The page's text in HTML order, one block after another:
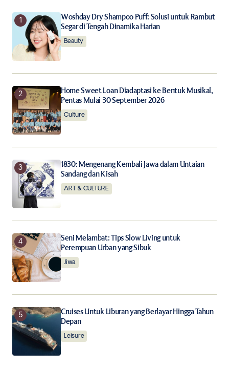
Save my name, email, and website in this browser for
the next time I comment.
Notify me of new posts by email.
Submit Comment
Woshday Dry Shampoo Puff: Solusi untuk Rambut
Segar di Tengah Dinamika Harian
Beauty
Home Sweet Loan Diadaptasi ke Bentuk Musikal,
Pentas Mulai 30 September 2026
Culture
1830: Mengenang Kembali Jawa dalam Untaian
Sandang dan Kisah
ART & CULTURE
Seni Melambat: Tips Slow Living untuk
Perempuan Urban yang Sibuk
Jiwa
Cruises Untuk Liburan yang Berlayar Hingga Tahun
Depan
Leisure